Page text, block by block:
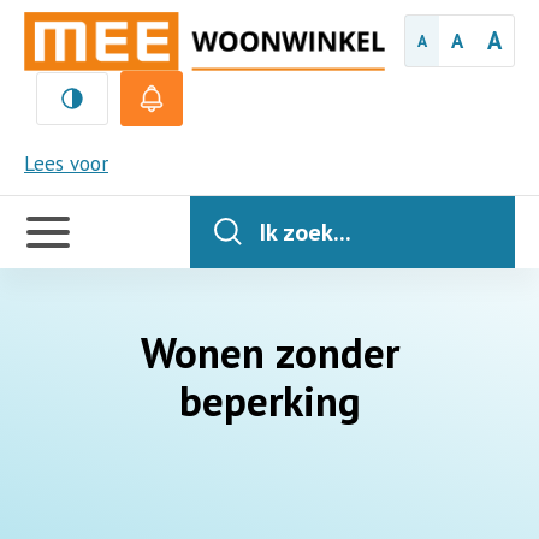
A A A
Lees voor
MEE
Handige
links
Ik zoek...
Wonen zonder
beperking